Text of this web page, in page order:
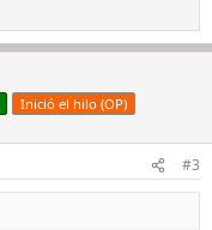
Inició el hilo (OP)
#3